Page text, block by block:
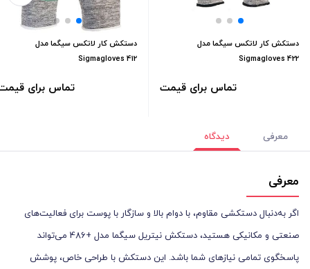
دستکش کار لاتکس سیگما مدل
Sigmagloves 422
تماس برای قیمت
دستکش کار لاتکس سیگما مدل
Sigmagloves 412
تماس برای
معرفی دیدگاه
معرفی
اگر به‌دنبال دستکشی مقاوم، با دوام بالا و سازگار با پوست برای فعالیت‌های
صنعتی و مکانیکی هستید، دستکش نیتریل سیگما مدل +486 می‌تواند
پاسخگوی تمامی نیازهای شما باشد. این دستکش با طراحی خاص، پوشش